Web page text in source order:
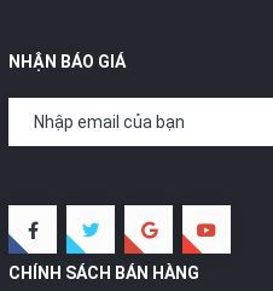
NHẬN BÁO GIÁ
CHÍNH SÁCH BÁN HÀNG